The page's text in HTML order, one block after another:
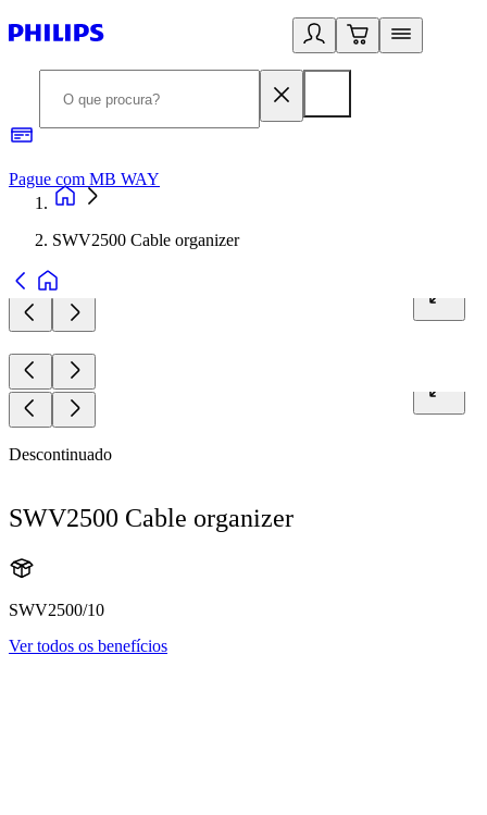
Pague com MB WAY
SWV2500 Cable organizer
Descontinuado
SWV2500 Cable organizer
SWV2500/10
Ver todos os benefícios